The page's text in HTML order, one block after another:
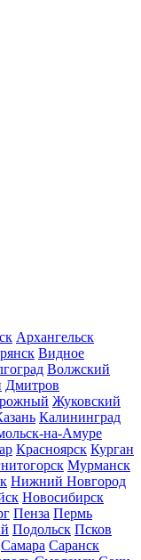
Архангельск
Видное
Волжский
Дмитров
Жуковский
Калининград
на-Амуре
Красноярск Курган
Мурманск
Нижний Новгород
Новосибирск
Пенза Пермь
Подольск Псков
Самара Саранск